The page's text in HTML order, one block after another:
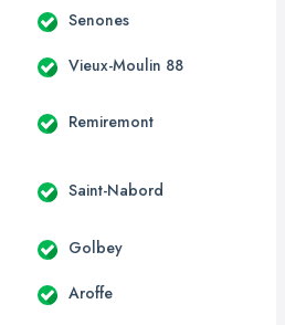
Senones
Vieux-Moulin 88
Remiremont
Saint-Nabord
Golbey
Aroffe